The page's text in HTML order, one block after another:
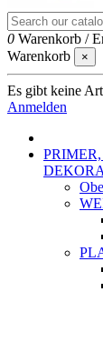
0 Warenkorb /
Warenkorb
×
Es gibt keine
Anmelden